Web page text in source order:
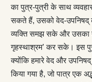
का पुत्र-पुत्री के साथ
सकते हैं, उसको वेद-उपनिषद्
व्यक्ति समझ सके और उसका
गृहस्थाश्रम’ कर सके। इस
क्योंकि हमारे वेद और
किया गया है, जो पात्र एक